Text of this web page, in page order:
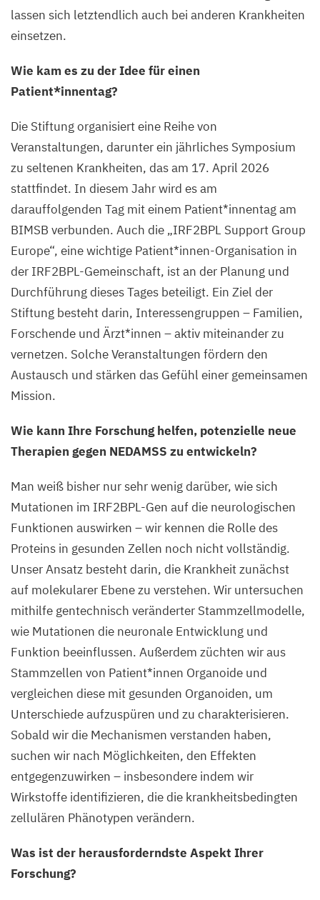
lassen sich letztendlich auch bei anderen Krankheiten
einsetzen.
Wie kam es zu der Idee für einen
Patient*innentag?
Die Stiftung organisiert eine Reihe von
Veranstaltungen, darunter ein jährliches Symposium
zu seltenen Krankheiten, das am 17. April 2026
stattfindet. In diesem Jahr wird es am
darauffolgenden Tag mit einem Patient*innentag am
BIMSB verbunden. Auch die „IRF2BPL Support Group
Europe“, eine wichtige Patient*innen-Organisation in
der IRF2BPL-Gemeinschaft, ist an der Planung und
Durchführung dieses Tages beteiligt. Ein Ziel der
Stiftung besteht darin, Interessengruppen – Familien,
Forschende und Ärzt*innen – aktiv miteinander zu
vernetzen. Solche Veranstaltungen fördern den
Austausch und stärken das Gefühl einer gemeinsamen
Mission.
Wie kann Ihre Forschung helfen, potenzielle neue
Therapien gegen NEDAMSS zu entwickeln?
Man weiß bisher nur sehr wenig darüber, wie sich
Mutationen im IRF2BPL-Gen auf die neurologischen
Funktionen auswirken – wir kennen die Rolle des
Proteins in gesunden Zellen noch nicht vollständig.
Unser Ansatz besteht darin, die Krankheit zunächst
auf molekularer Ebene zu verstehen. Wir untersuchen
mithilfe gentechnisch veränderter Stammzellmodelle,
wie Mutationen die neuronale Entwicklung und
Funktion beeinflussen. Außerdem züchten wir aus
Stammzellen von Patient*innen Organoide und
vergleichen diese mit gesunden Organoiden, um
Unterschiede aufzuspüren und zu charakterisieren.
Sobald wir die Mechanismen verstanden haben,
suchen wir nach Möglichkeiten, den Effekten
entgegenzuwirken – insbesondere indem wir
Wirkstoffe identifizieren, die die krankheitsbedingten
zellulären Phänotypen verändern.
Was ist der herausforderndste Aspekt Ihrer
Forschung?